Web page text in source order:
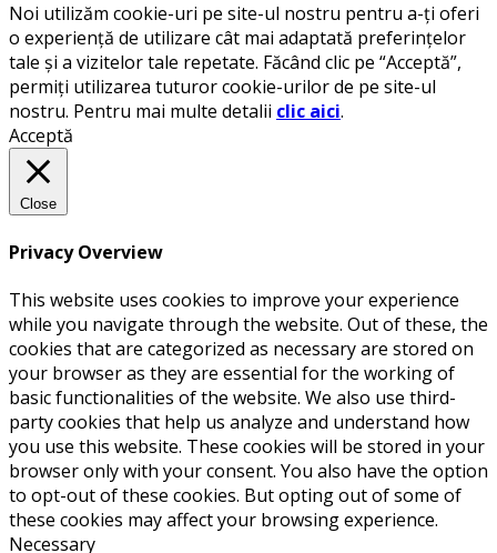
Noi utilizăm cookie-uri pe site-ul nostru pentru a-ți oferi
o experiență de utilizare cât mai adaptată preferințelor
tale și a vizitelor tale repetate. Făcând clic pe “Acceptă”,
permiți utilizarea tuturor cookie-urilor de pe site-ul
nostru. Pentru mai multe detalii clic aici.
Acceptă
Close
Privacy Overview
This website uses cookies to improve your experience
while you navigate through the website. Out of these, the
cookies that are categorized as necessary are stored on
your browser as they are essential for the working of
basic functionalities of the website. We also use third-
party cookies that help us analyze and understand how
you use this website. These cookies will be stored in your
browser only with your consent. You also have the option
to opt-out of these cookies. But opting out of some of
these cookies may affect your browsing experience.
Necessary